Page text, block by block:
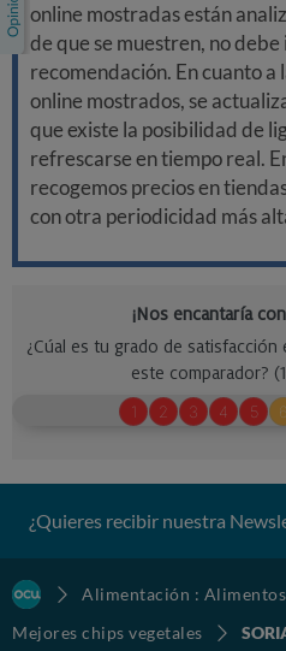
online mostradas están
de que se muestren, no
recomendación. En cuanto
online mostrados, se
que existe la posibilidad de
refrescarse en tiempo real.
recogemos precios en
con otra periodicidad más
¿Quieres recibir nuestra
Alimentación : Alimentos
Mejores chips vegetales